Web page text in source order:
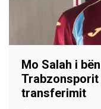
Mo Salah i
Trabzonsporit
transferimit